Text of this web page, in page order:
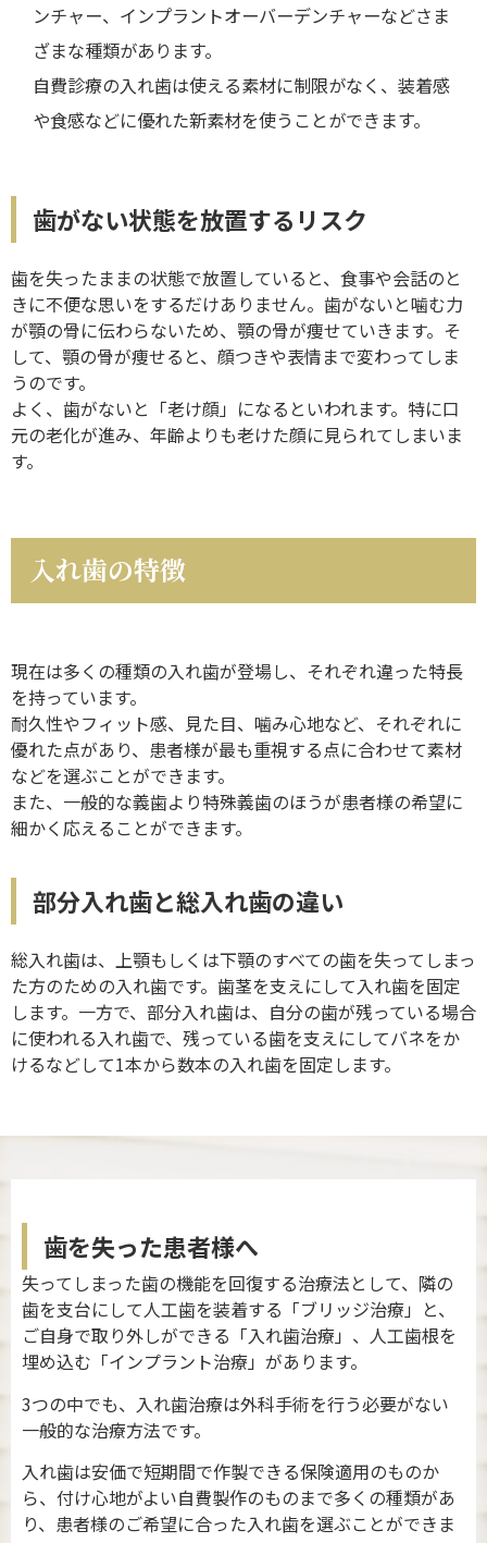
ンチャー、インプラントオーバーデンチャーなどさま
ざまな種類があります。
自費診療の入れ歯は使える素材に制限がなく、装着感
や食感などに優れた新素材を使うことができます。
歯がない状態を放置するリスク
歯を失ったままの状態で放置していると、食事や会話のと
きに不便な思いをするだけありません。歯がないと噛む力
が顎の骨に伝わらないため、顎の骨が痩せていきます。そ
して、顎の骨が痩せると、顔つきや表情まで変わってしま
うのです。
よく、歯がないと「老け顔」になるといわれます。特に口
元の老化が進み、年齢よりも老けた顔に見られてしまいま
す。
入れ歯の特徴
現在は多くの種類の入れ歯が登場し、それぞれ違った特長
を持っています。
耐久性やフィット感、見た目、噛み心地など、それぞれに
優れた点があり、患者様が最も重視する点に合わせて素材
などを選ぶことができます。
また、一般的な義歯より特殊義歯のほうが患者様の希望に
細かく応えることができます。
部分入れ歯と総入れ歯の違い
総入れ歯は、上顎もしくは下顎のすべての歯を失ってしまっ
た方のための入れ歯です。歯茎を支えにして入れ歯を固定
します。一方で、部分入れ歯は、自分の歯が残っている場合
に使われる入れ歯で、残っている歯を支えにしてバネをか
けるなどして1本から数本の入れ歯を固定します。
歯を失った患者様へ
失ってしまった歯の機能を回復する治療法として、隣の
歯を支台にして人工歯を装着する「ブリッジ治療」と、
ご自身で取り外しができる「入れ歯治療」、人工歯根を
埋め込む「インプラント治療」があります。
3つの中でも、入れ歯治療は外科手術を行う必要がない
一般的な治療方法です。
入れ歯は安価で短期間で作製できる保険適用のものか
ら、付け心地がよい自費製作のものまで多くの種類があ
り、患者様のご希望に合った入れ歯を選ぶことができま